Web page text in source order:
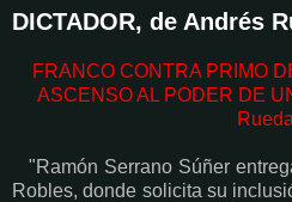
DICTADOR, de Andrés
FRANCO CONTRA PRIMO
ASCENSO AL PODER DE
Rueda
"Ramón Serrano Súñer
Robles, donde solicita su